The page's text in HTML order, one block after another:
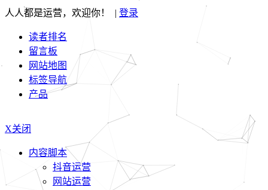
人人都是运营，欢迎你！ | 登录
读者排名
留言板
网站地图
标签导航
产品
X关闭
内容脚本
抖音运营
网站运营